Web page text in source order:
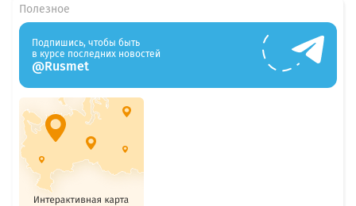
Полезное
Подпишись, чтобы быть
в курсе последних новостей
@Rusmet